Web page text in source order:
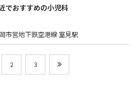
でおすすめの小児科
市営地下鉄空港線 室見駅
2 3